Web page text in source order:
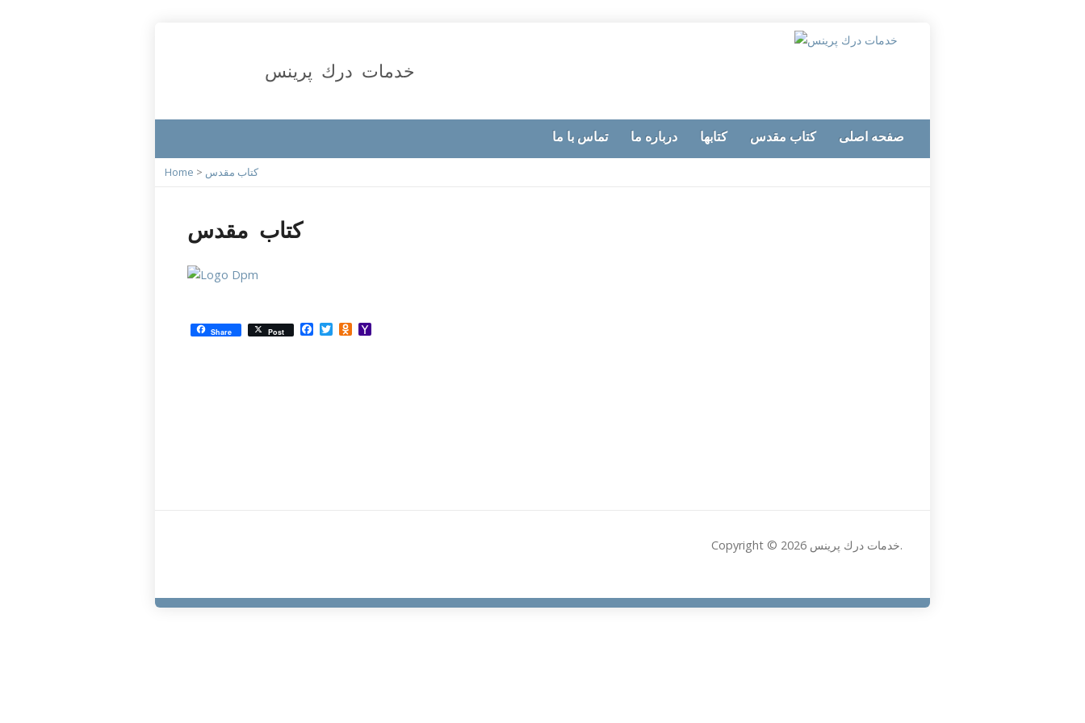
خدمات درك پرينس
تماس با ما درباره ما کتابها کتاب مقدس صفحه اصلی
Home > کتاب مقدس
کتاب مقدس
Share Post Facebook
TwitterOdnoklassniki
Copyright © 2026 خدمات درك پرينس.